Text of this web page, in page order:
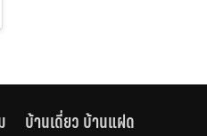
บ้านเดี่ยว บ้านแฝด